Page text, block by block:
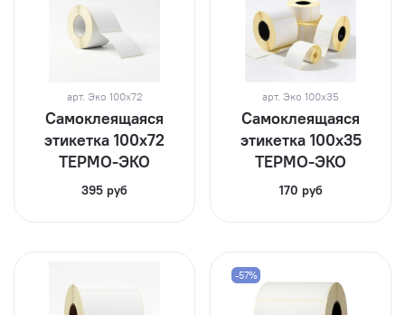
арт. Эко 100х72
Самоклеящаяся
этикетка 100х72
ТЕРМО-ЭКО
395 руб
арт. Эко 100х35
Самоклеящаяся
этикетка 100х35
ТЕРМО-ЭКО
170 руб
-57%